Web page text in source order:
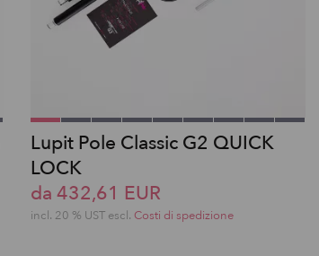
Lupit Pole Classic G2 QUICK
LOCK
da 432,61 EUR
incl. 20 % UST escl. Costi di spedizione